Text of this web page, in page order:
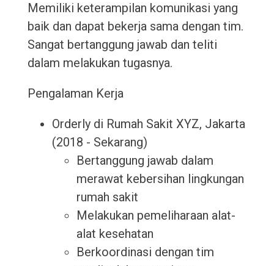
Memiliki keterampilan komunikasi yang
baik dan dapat bekerja sama dengan tim.
Sangat bertanggung jawab dan teliti
dalam melakukan tugasnya.
Pengalaman Kerja
Orderly di Rumah Sakit XYZ, Jakarta
(2018 - Sekarang)
Bertanggung jawab dalam
merawat kebersihan lingkungan
rumah sakit
Melakukan pemeliharaan alat-
alat kesehatan
Berkoordinasi dengan tim